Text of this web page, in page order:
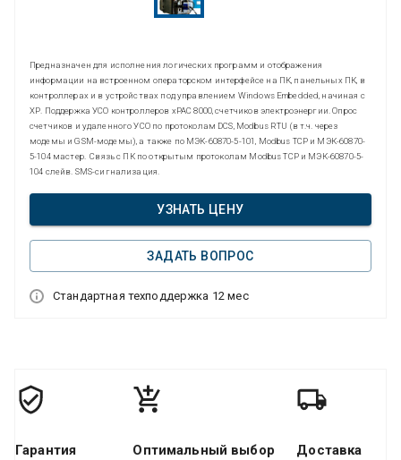
Предназначен для исполнения логических программ и отображения
информации на встроенном операторском интерфейсе на ПК, панельных ПК, в
контроллерах и в устройствах под управлением Windows Embedded, начиная с
ХР. Поддержка УСО контроллеров xPAC 8000, счетчиков электроэнергии. Опрос
счетчиков и удаленного УСО по протоколам DCS, Modbus RTU (в т.ч. через
модемы и GSM-модемы), а также по МЭК-60870-5-101, Modbus TCP и МЭК-60870-
5-104 мастер. Связь с ПК по открытым протоколам Modbus TCP и МЭК-60870-5-
104 слейв. SMS-сигнализация.
УЗНАТЬ ЦЕНУ
ЗАДАТЬ ВОПРОС
Стандартная техподдержка 12 мес
Гарантия
Оптимальный выбор Доставка